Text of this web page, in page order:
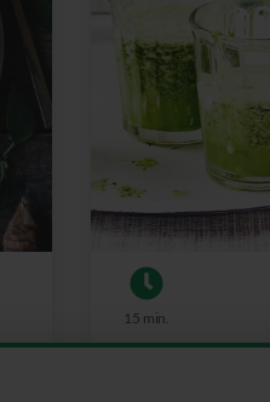
15 min.